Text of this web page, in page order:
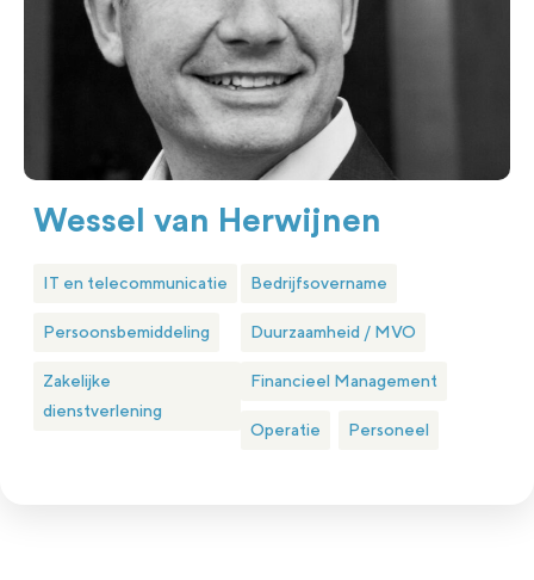
Wessel van Herwijnen
IT en telecommunicatie
Persoonsbemiddeling
Zakelijke
dienstverlening
Bedrijfsovername
Duurzaamheid / MVO
Financieel Management
Operatie Personeel